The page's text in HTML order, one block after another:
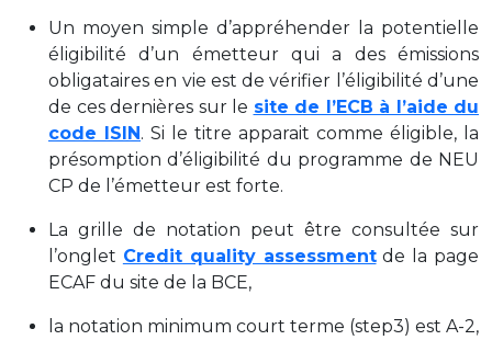
Un moyen simple d’appréhender la potentielle
éligibilité d’un émetteur qui a des émissions
obligataires en vie est de vérifier l’éligibilité d’une
de ces dernières sur le site de l’ECB à l’aide du
code ISIN. Si le titre apparait comme éligible, la
présomption d’éligibilité du programme de NEU
CP de l’émetteur est forte.
La grille de notation peut être consultée sur
l’onglet Credit quality assessmentde la page
ECAF du site de la BCE,
la notation minimum court terme (step3) est A-2,